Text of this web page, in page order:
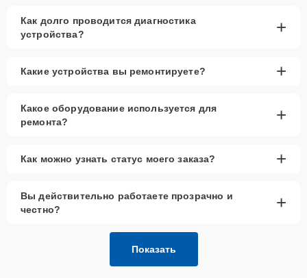
Как долго проводится диагностика
устройства?
+
Какие устройства вы ремонтируете? +
Какое оборудование используется для
ремонта?
+
Как можно узнать статус моего заказа? +
Вы действительно работаете прозрачно и
честно?
+
Показать